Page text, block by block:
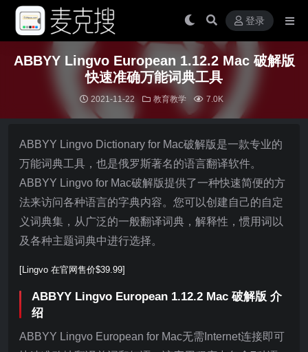
登录
ABBYY Lingvo European 1.12.2 Mac 破解版
快速准确万能词典工具
2021-11-22 教育教学 7.0K
ABBYY Lingvo Dictionary for Mac破解版是一款专业的
万能词典工具，也是俄罗斯著名的语言翻译软件。
ABBYY Lingvo for Mac破解版提供了一种快速简便的方
法来访问各种语言的字典内容。您可以创建自己的自定
义词典集，从广泛的一般翻译词典，解释性，惯用词以
及各种主题词典中进行选择。
[Lingvo 在官网售价$39.99]
ABBYY Lingvo European 1.12.2 Mac 破解版 介
绍
ABBYY Lingvo European for Mac无需Internet连接即可